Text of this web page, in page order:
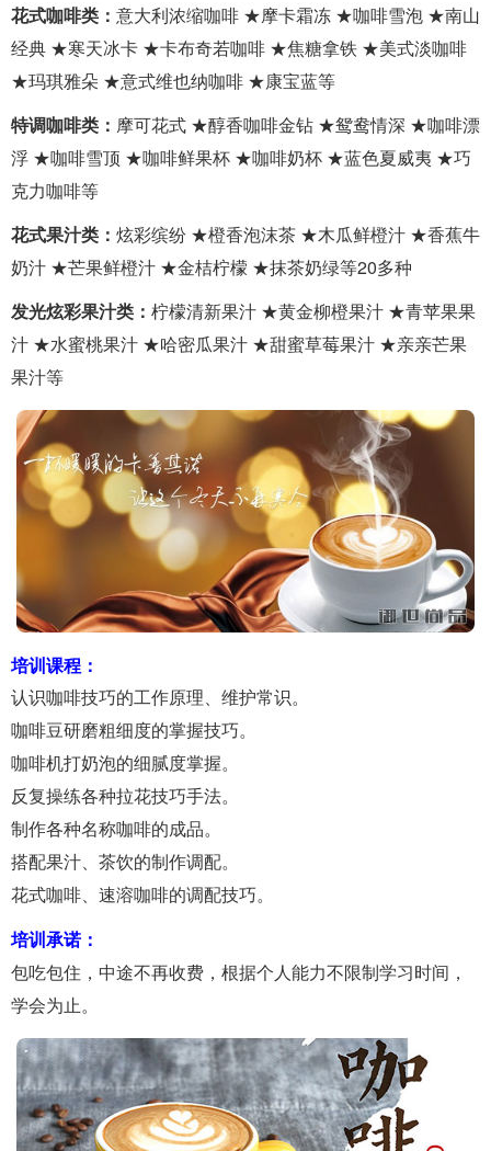
花式咖啡类： 意大利浓缩咖啡 ★摩卡霜冻 ★咖啡雪泡 ★南山
经典 ★寒天冰卡 ★卡布奇若咖啡 ★焦糖拿铁 ★美式淡咖啡
★玛琪雅朵 ★意式维也纳咖啡 ★康宝蓝等
特调咖啡类： 摩可花式 ★醇香咖啡金钻 ★鸳鸯情深 ★咖啡漂
浮 ★咖啡雪顶 ★咖啡鲜果杯 ★咖啡奶杯 ★蓝色夏威夷 ★巧
克力咖啡等
花式果汁类： 炫彩缤纷 ★橙香泡沫茶 ★木瓜鲜橙汁 ★香蕉牛
奶汁 ★芒果鲜橙汁 ★金桔柠檬 ★抹茶奶绿等20多种
发光炫彩果汁类： 柠檬清新果汁 ★黄金柳橙果汁 ★青苹果果
汁 ★水蜜桃果汁 ★哈密瓜果汁 ★甜蜜草莓果汁 ★亲亲芒果
果汁等
培训课程：
认识咖啡技巧的工作原理、维护常识。
咖啡豆研磨粗细度的掌握技巧。
咖啡机打奶泡的细腻度掌握。
反复操练各种拉花技巧手法。
制作各种名称咖啡的成品。
搭配果汁、茶饮的制作调配。
花式咖啡、速溶咖啡的调配技巧。
培训承诺：
包吃包住，中途不再收费，根据个人能力不限制学习时间，
学会为止。